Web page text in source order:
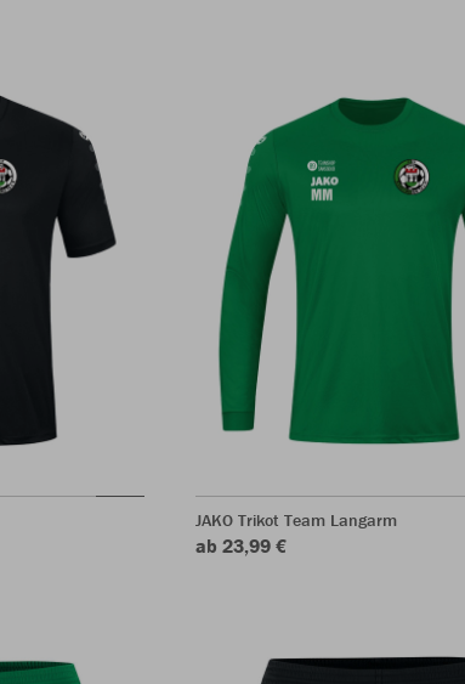
JAKO Trikot Team Langarm
ab 23,99 €